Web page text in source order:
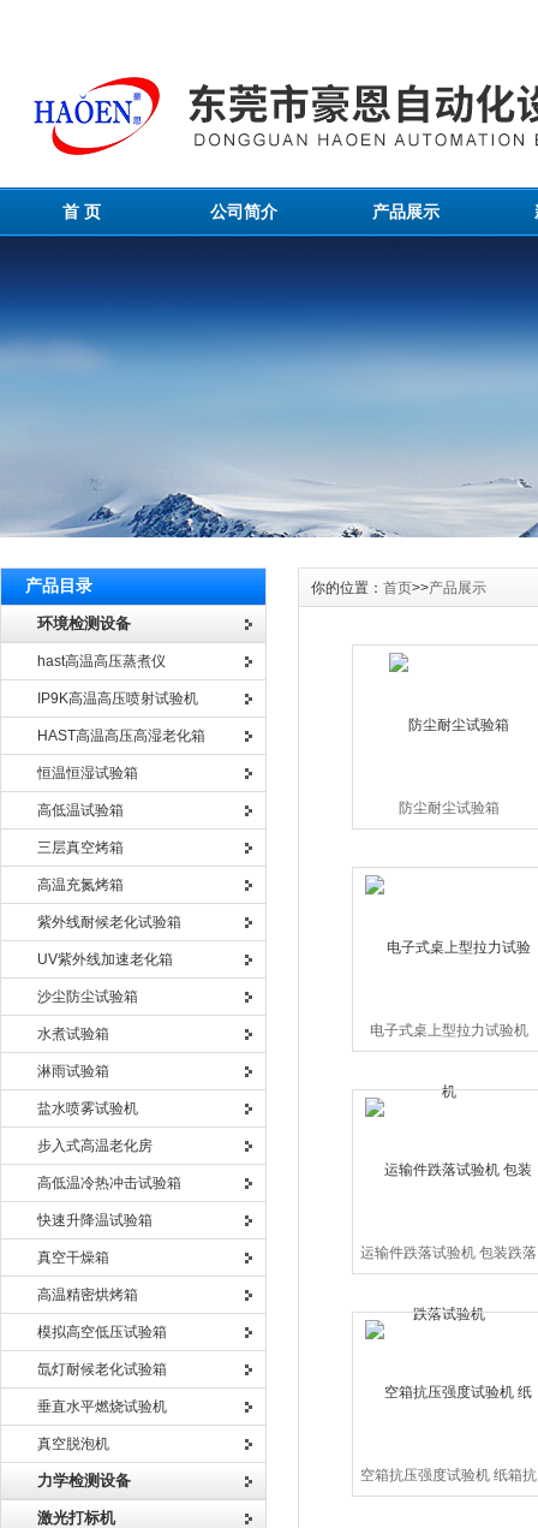
首 页 公司简介 产品展示
产品目录
环境检测设备
hast高温高压蒸煮仪
IP9K高温高压喷射试验机
HAST高温高压高湿老化箱
恒温恒湿试验箱
高低温试验箱
三层真空烤箱
高温充氮烤箱
紫外线耐候老化试验箱
UV紫外线加速老化箱
沙尘防尘试验箱
水煮试验箱
淋雨试验箱
盐水喷雾试验机
步入式高温老化房
高低温冷热冲击试验箱
快速升降温试验箱
真空干燥箱
高温精密烘烤箱
模拟高空低压试验箱
氙灯耐候老化试验箱
垂直水平燃烧试验机
真空脱泡机
力学检测设备
激光打标机
你的位置： 首页>>产品展示
防尘耐尘试验箱
电子式桌上型拉力试验机
运输件跌落试验机 包装跌落
试验机
空箱抗压强度试验机 纸箱抗
压试验机